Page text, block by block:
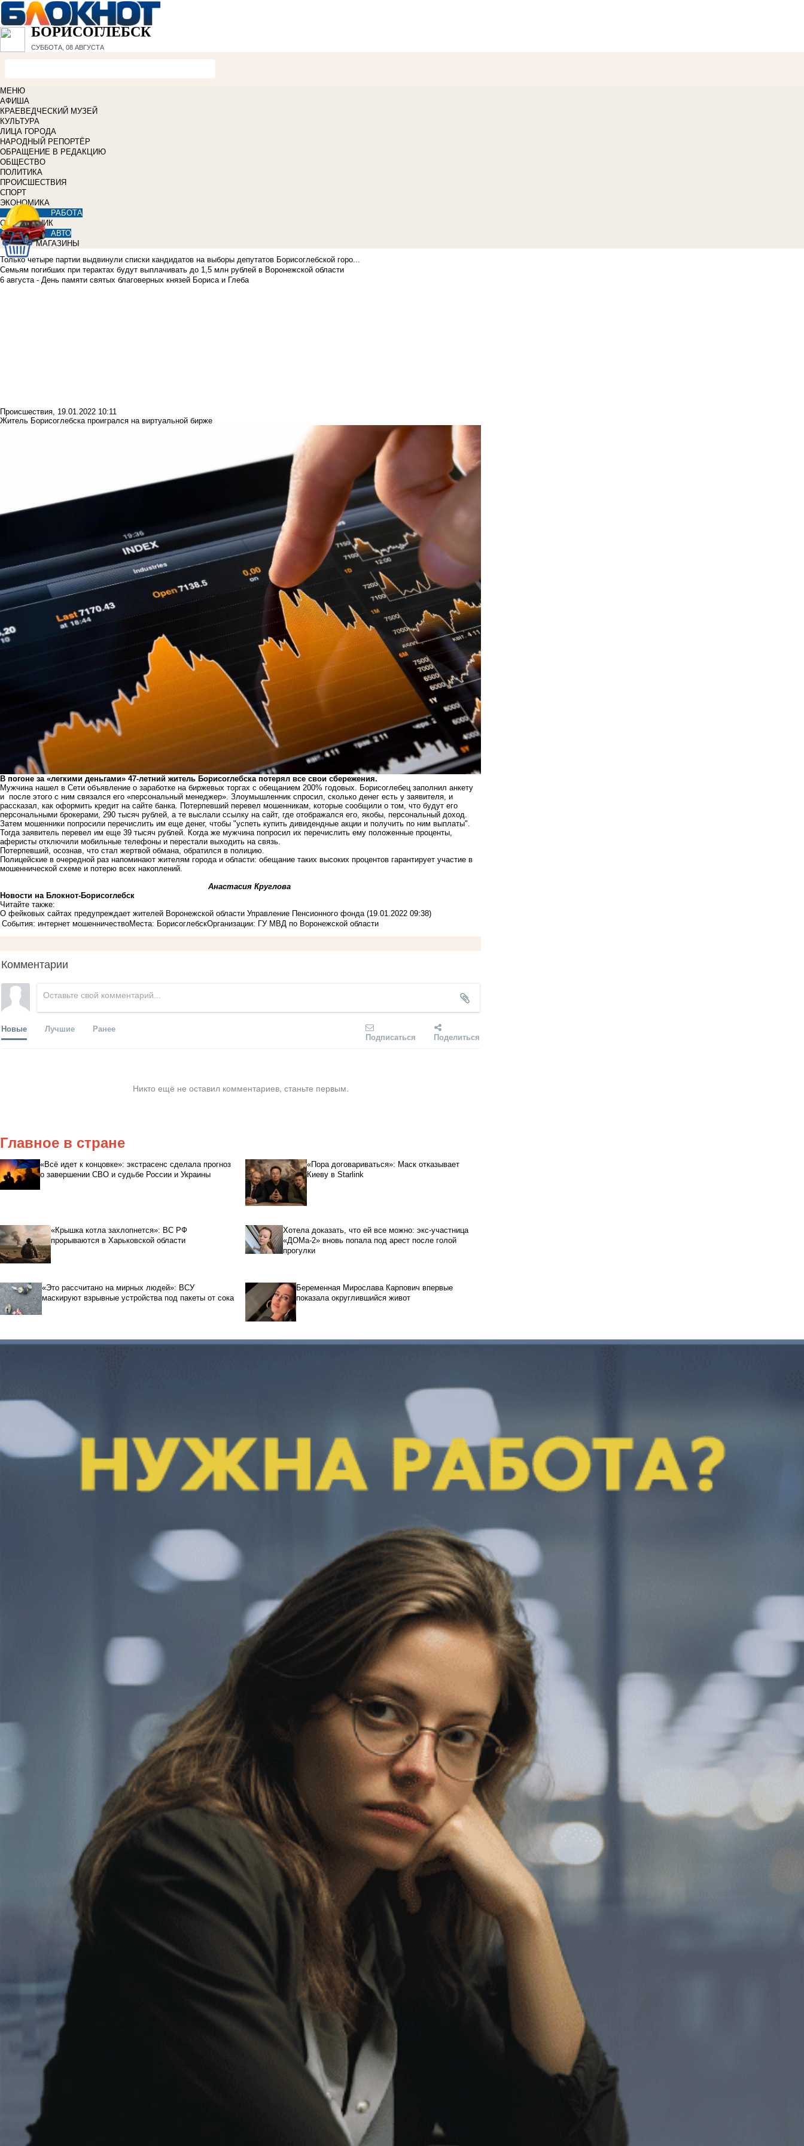
БОРИСОГЛЕБСК
СУББОТА, 08 АВГУСТА
МЕНЮ
АФИША
КРАЕВЕДЧЕСКИЙ МУЗЕЙ
КУЛЬТУРА
ЛИЦА ГОРОДА
НАРОДНЫЙ РЕПОРТЁР
ОБРАЩЕНИЕ В РЕДАКЦИЮ
ОБЩЕСТВО
ПОЛИТИКА
ПРОИСШЕСТВИЯ
СПОРТ
ЭКОНОМИКА
РАБОТА
СПРАВОЧНИК
АВТО
МАГАЗИНЫ
Только четыре партии выдвинули списки кандидатов на выборы депутатов Борисоглебской горо...
Семьям погибших при терактах будут выплачивать до 1,5 млн рублей в Воронежской области
6 августа - День памяти святых благоверных князей Бориса и Глеба
Происшествия, 19.01.2022 10:11
Житель Борисоглебска проигрался на виртуальной бирже
В погоне за «легкими деньгами» 47-летний житель Борисоглебска потерял все свои сбережения.
Мужчина нашел в Сети объявление о заработке на биржевых торгах с обещанием 200% годовых. Борисоглебец заполнил анкету
и после этого с ним связался его «персональный менеджер». Злоумышленник спросил, сколько денег есть у заявителя, и
рассказал, как оформить кредит на сайте банка. Потерпевший перевел мошенникам, которые сообщили о том, что будут его
персональными брокерами, 290 тысяч рублей, а те выслали ссылку на сайт, где отображался его, якобы, персональный доход.
Затем мошенники попросили перечислить им еще денег, чтобы "успеть купить дивидендные акции и получить по ним выплаты".
Тогда заявитель перевел им еще 39 тысяч рублей. Когда же мужчина попросил их перечислить ему положенные проценты,
аферисты отключили мобильные телефоны и перестали выходить на связь.
Потерпевший, осознав, что стал жертвой обмана, обратился в полицию.
Полицейские в очередной раз напоминают жителям города и области: обещание таких высоких процентов гарантирует участие в
мошеннической схеме и потерю всех накоплений.
Анастасия Круглова
Новости на Блoкнoт-Борисоглебск
Читайте также:
О фейковых сайтах предупреждает жителей Воронежской области Управление Пенсионного фонда (19.01.2022 09:38)
События: интернет мошенничествоМеста: БорисоглебскОрганизации: ГУ МВД по Воронежской области
Комментарии
Новые Лучшие Ранее
Подписаться Поделиться
Никто ещё не оставил комментариев, станьте первым.
Главное в стране
«Всё идет к концовке»: экстрасенс сделала прогноз
о завершении СВО и судьбе России и Украины
«Пора договариваться»: Маск отказывает
Киеву в Starlink
«Крышка котла захлопнется»: ВС РФ
прорываются в Харьковской области
Хотела доказать, что ей все можно: экс-участница
«ДОМа-2» вновь попала под арест после голой
прогулки
«Это рассчитано на мирных людей»: ВСУ
маскируют взрывные устройства под пакеты от сока
Беременная Мирослава Карпович впервые
показала округлившийся живот